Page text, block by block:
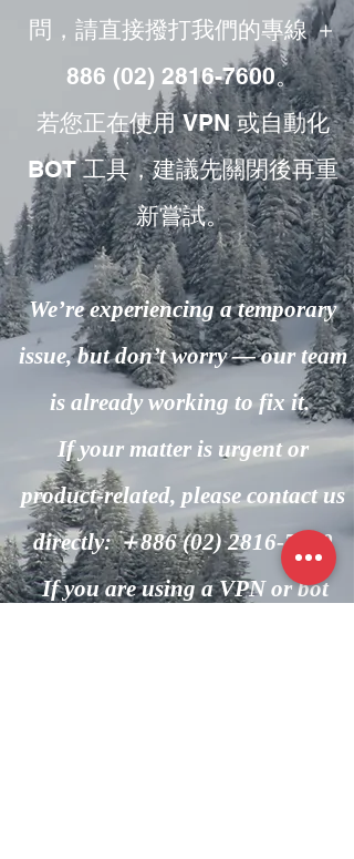
問，請直接撥打我們的專線 ＋
886 (02) 2816-7600。
若您正在使用 VPN 或自動化
BOT 工具，建議先關閉後再重
新嘗試。
We’re experiencing a temporary
issue, but don’t worry — our team
is already working to fix it.
If your matter is urgent or
product-related, please contact us
directly: ＋886(02) 2816-7600
If you are using a VPN or bot